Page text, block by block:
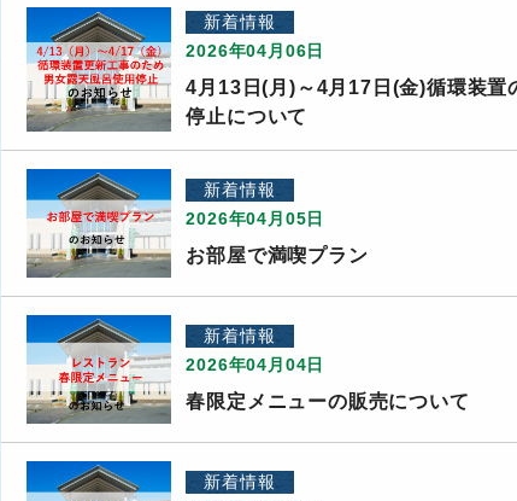
新着情報
2026年04月06日
4月13日(月)～4月17日(金)循環装置
停止について
新着情報
2026年04月05日
お部屋で満喫プラン
新着情報
2026年04月04日
春限定メニューの販売について
新着情報